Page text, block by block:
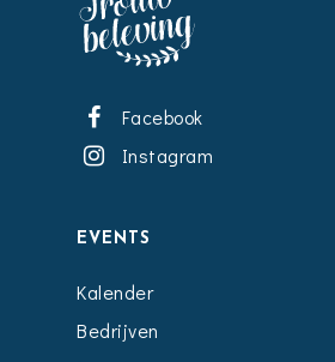
Facebook
Instagram
EVENTS
Kalender
Bedrijven